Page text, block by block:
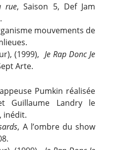
rue, Saison 5, Def Jam
mouvements de
(1999), Je Rap Donc Je
Arte.
Pumkin réalisée
Guillaume Landry le
inédit.
, A l’ombre du show